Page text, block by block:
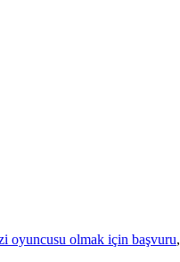
oyuncusu olmak için başvuru,